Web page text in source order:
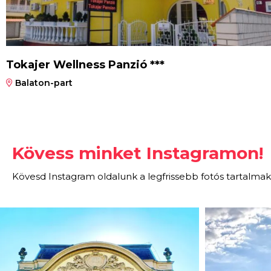
Tokajer Wellness Panzió ***
Balaton-part
Kövess minket Instagramon!
Kövesd Instagram oldalunk a legfrissebb fotós